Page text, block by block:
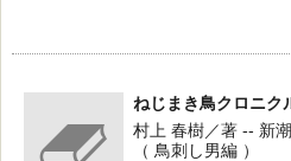
ねじまき鳥クロニク
村上 春樹／著 -- 新
（ 鳥刺し男編 ）